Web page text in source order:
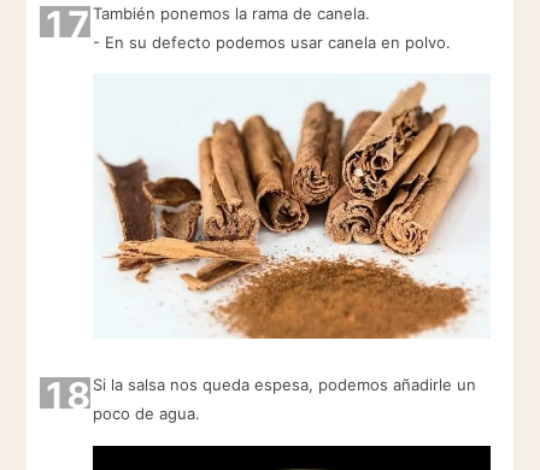
17 También ponemos la rama de canela.
- En su defecto podemos usar canela en polvo.
18 Si la salsa nos queda espesa, podemos añadirle un
poco de agua.